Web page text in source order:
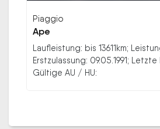
Piaggio
Ape
Laufleistung: bis 13611km;
Erstzulassung: 09.05.1991;
Gültige AU / HU: